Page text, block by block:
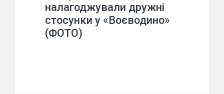
налагоджували дружні
стосунки у «Воєводино»
(ФОТО)